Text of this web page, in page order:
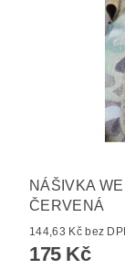
NÁŠIVKA
ČERVENÁ
144,63 Kč bez
175 Kč